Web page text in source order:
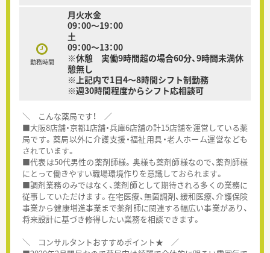
勤務時間
月火水金
09：00～19：00
土
09：00～13：00
※休憩 実働9時間超の場合60分、9時間未満休
憩無し
※上記内で1日4～8時間シフト制勤務
※週30時間程度からシフト応相談可
＼ こんな薬局です！ ／
■大阪8店舗・京都1店舗・兵庫6店舗の計15店舗を運営している薬
局です。薬局以外に介護支援・福祉用具・老人ホーム運営なども
されています。
■代表は50代男性の薬剤師様。奥様も薬剤師様なので、薬剤師様
にとって働きやすい職場環境作りを意識しておられます。
■調剤業務のみではなく、薬剤師として期待される多くの業務に
従事していただけます。在宅医療、無菌調剤、緩和医療、介護保険
事業から健康増進事業まで薬剤師に関連する幅広い事業があり、
将来設計に基づき修得したい業務を相談できます。
＼ コンサルタントおすすめポイント★ ／